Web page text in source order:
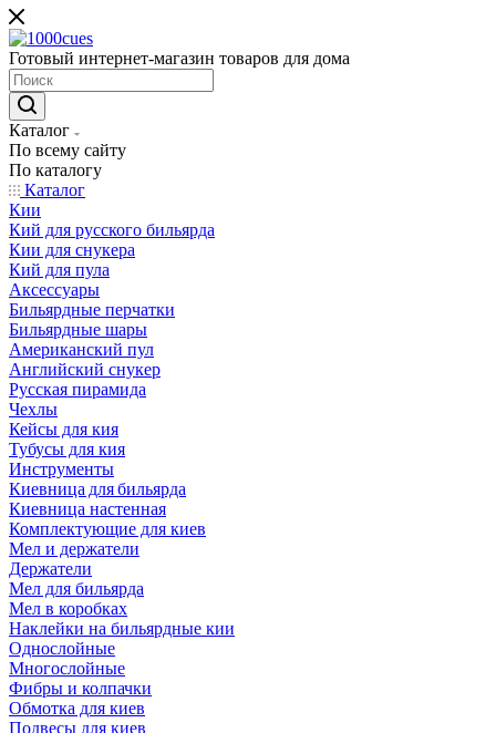
Готовый интернет-магазин товаров для дома
Каталог
По всему сайту
По каталогу
Каталог
Кии
Кий для русского бильярда
Кии для снукера
Кий для пула
Аксессуары
Бильярдные перчатки
Бильярдные шары
Американский пул
Английский снукер
Русская пирамида
Чехлы
Кейсы для кия
Тубусы для кия
Инструменты
Киевница для бильярда
Киевница настенная
Комплектующие для киев
Мел и держатели
Держатели
Мел для бильярда
Мел в коробках
Наклейки на бильярдные кии
Однослойные
Многослойные
Фибры и колпачки
Обмотка для киев
Подвесы для киев